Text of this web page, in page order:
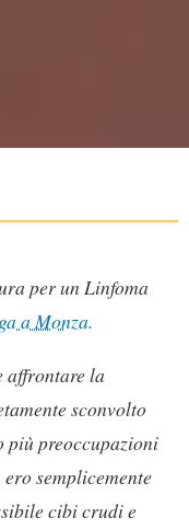
per un Linfoma
a Monza.
affrontare la
sconvolto
più preoccupazioni
semplicemente
cibi crudi e